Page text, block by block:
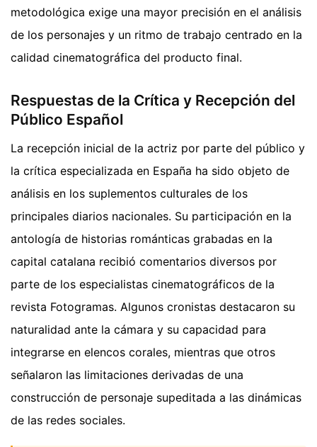
metodológica exige una mayor precisión en el análisis
de los personajes y un ritmo de trabajo centrado en la
calidad cinematográfica del producto final.
Respuestas de la Crítica y Recepción del
Público Español
La recepción inicial de la actriz por parte del público y
la crítica especializada en España ha sido objeto de
análisis en los suplementos culturales de los
principales diarios nacionales. Su participación en la
antología de historias románticas grabadas en la
capital catalana recibió comentarios diversos por
parte de los especialistas cinematográficos de la
revista Fotogramas. Algunos cronistas destacaron su
naturalidad ante la cámara y su capacidad para
integrarse en elencos corales, mientras que otros
señalaron las limitaciones derivadas de una
construcción de personaje supeditada a las dinámicas
de las redes sociales.